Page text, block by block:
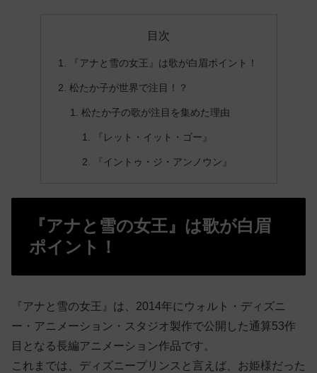
目次
『アナと雪の女王』は歌が白眉ポイント！
松たか子が世界で注目！？
松たか子の歌が注目を集めた理由
『レット・イット・ゴー』
『イントゥ・ジ・アンノウン』
『アナと雪の女王』は歌が白眉
ポイント！
『アナと雪の女王』は、2014年にウォルト・ディズニ
ー・アニメーション・スタジオ製作で公開した通算53作
目となる長編アニメーション作品です。
これまでは、ディズニープリンスと言えば、お姫様だった